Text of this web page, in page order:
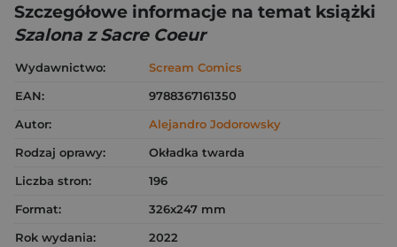
Szczegółowe informacje na temat książki
Szalona z Sacre Coeur
Wydawnictwo:
Scream Comics
EAN:
9788367161350
Autor:
Alejandro Jodorowsky
Rodzaj oprawy:
Okładka twarda
Liczba stron:
196
Format:
326x247 mm
Rok wydania:
2022